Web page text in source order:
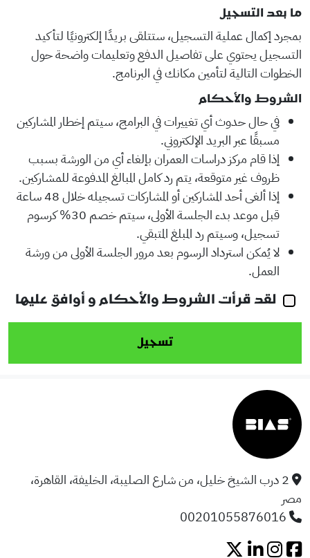
ما بعد التسجيل
بمجرد إكمال عملية التسجيل، ستتلقى بريدًا إلكترونيًا لتأكيد
التسجيل يحتوي على تفاصيل الدفع وتعليمات واضحة حول
الخطوات التالية لتأمين مكانك في البرنامج.
الشروط والأحكام
في حال حدوث أي تغييرات في البرامج، سيتم إخطار المشاركين
مسبقًا عبر البريد الإلكتروني.
إذا قام مركز دراسات العمران بإلغاء أي من الورشة بسبب
ظروف غير متوقعة، يتم رد كامل المبالغ المدفوعة للمشاركين.
إذا ألغى أحد المشاركين أو المشاركات تسجيله خلال 48 ساعة
قبل موعد بدء الجلسة الأولى، سيتم خصم 30% كرسوم
تسجيل، وسيتم رد المبلغ المتبقي.
لا يُمكن استرداد الرسوم بعد مرور الجلسة الأولى من ورشة
العمل.
لقد قرأت الشروط والأحكام و أوافق عليها
تسجيل
2 درب الشيخ خليل، من شارع الصليبة، الخليفة، القاهرة،
مصر